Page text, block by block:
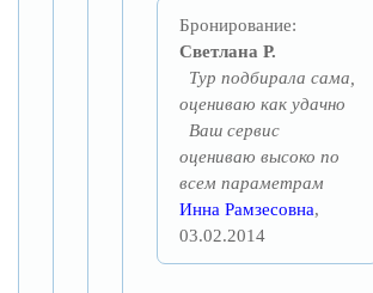
Бронирование:
Светлана Р.
Тур подбирала сама,
оцениваю как удачно
Ваш сервис
оцениваю высоко по
всем параметрам
Инна Рамзесовна,
03.02.2014